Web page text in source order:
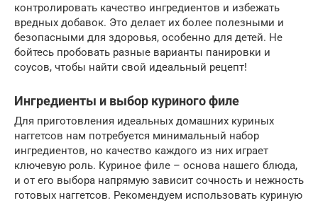
контролировать качество ингредиентов и избежать
вредных добавок. Это делает их более полезными и
безопасными для здоровья, особенно для детей. Не
бойтесь пробовать разные варианты панировки и
соусов, чтобы найти свой идеальный рецепт!
Ингредиенты и выбор куриного филе
Для приготовления идеальных домашних куриных
наггетсов нам потребуется минимальный набор
ингредиентов, но качество каждого из них играет
ключевую роль. Куриное филе – основа нашего блюда,
и от его выбора напрямую зависит сочность и нежность
готовых наггетсов. Рекомендуем использовать куриную